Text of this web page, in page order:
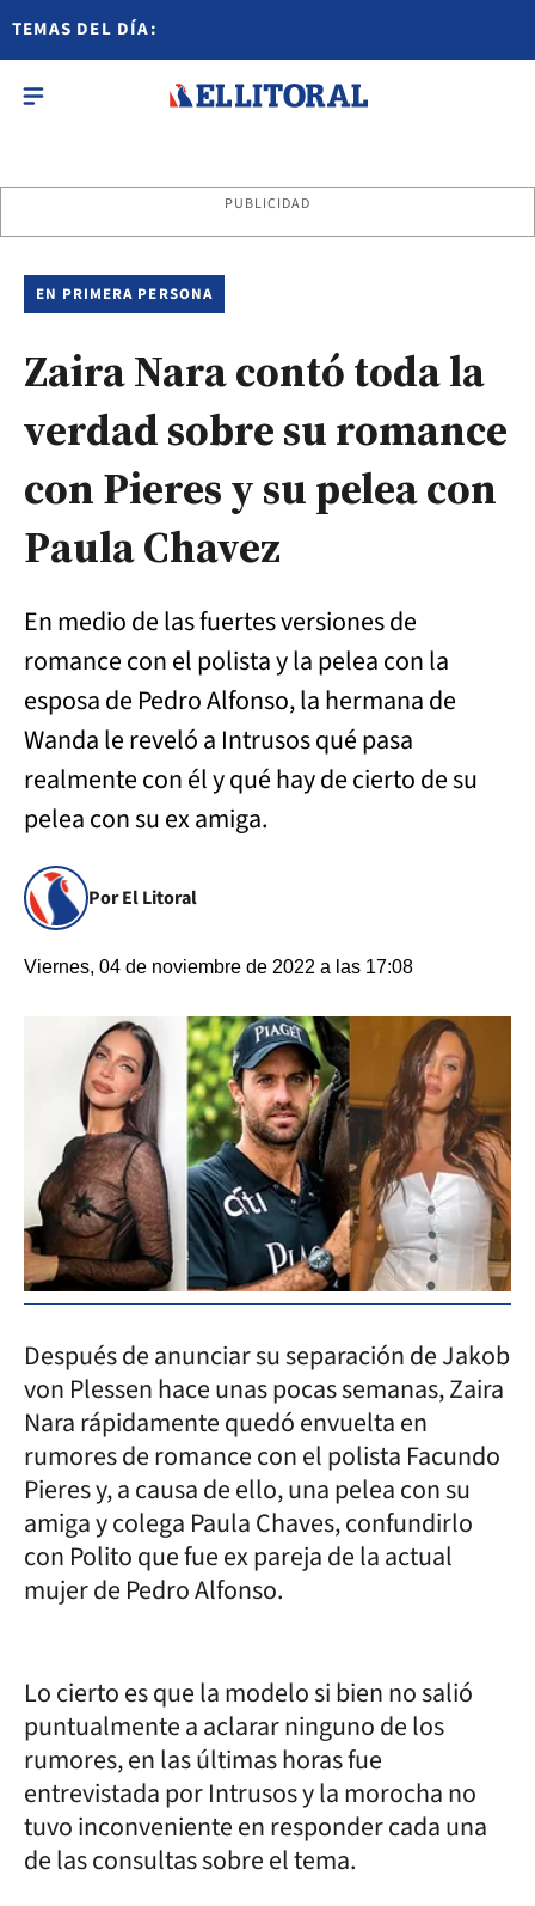
TEMAS DEL DÍA:
PUBLICIDAD
EN PRIMERA PERSONA
Zaira Nara contó toda la
verdad sobre su romance
con Pieres y su pelea con
Paula Chavez
En medio de las fuertes versiones de
romance con el polista y la pelea con la
esposa de Pedro Alfonso, la hermana de
Wanda le reveló a Intrusos qué pasa
realmente con él y qué hay de cierto de su
pelea con su ex amiga.
Por El Litoral
Viernes, 04 de noviembre de 2022 a las 17:08
Después de anunciar su separación de Jakob
von Plessen hace unas pocas semanas, Zaira
Nara rápidamente quedó envuelta en
rumores de romance con el polista Facundo
Pieres y, a causa de ello, una pelea con su
amiga y colega Paula Chaves, confundirlo
con Polito que fue ex pareja de la actual
mujer de Pedro Alfonso.
Lo cierto es que la modelo si bien no salió
puntualmente a aclarar ninguno de los
rumores, en las últimas horas fue
entrevistada por Intrusos y la morocha no
tuvo inconveniente en responder cada una
de las consultas sobre el tema.